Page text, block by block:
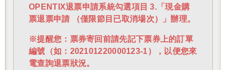
OPENTIX退票申請系統勾選項目 3.「現金購
票退票申請 （僅限節目已取消場次）」辦理。
※提醒您：票券寄回前請先記下票券上的訂單
編號（如：202101220000123-1），以便您來
電查詢退票狀況。